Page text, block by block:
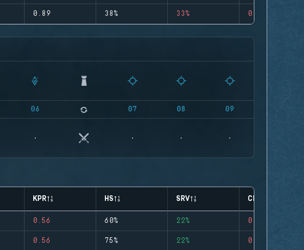
0.89 38% 33% 0
06 07 08 09
KPR HS SRV CLUTCHES
0.56 60% 22% 0
0.56 75% 22% 0